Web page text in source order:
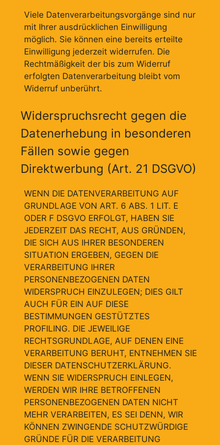
Viele Datenverarbeitungs­vorgänge sind nur
mit Ihrer ausdrücklichen Einwilligung
möglich. Sie können eine bereits erteilte
Einwilligung jederzeit widerrufen. Die
Rechtmäßigkeit der bis zum Widerruf
erfolgten Datenverarbeitung bleibt vom
Widerruf unberührt.
Widerspruchsrecht gegen die
Datenerhebung in besonderen
Fällen sowie gegen
Direktwerbung (Art. 21 DSGVO)
WENN DIE DATENVERARBEITUNG AUF
GRUNDLAGE VON ART. 6 ABS. 1 LIT. E
ODER F DSGVO ERFOLGT, HABEN SIE
JEDERZEIT DAS RECHT, AUS GRÜNDEN,
DIE SICH AUS IHRER BESONDEREN
SITUATION ERGEBEN, GEGEN DIE
VERARBEITUNG IHRER
PERSONENBEZOGENEN DATEN
WIDERSPRUCH EINZULEGEN; DIES GILT
AUCH FÜR EIN AUF DIESE
BESTIMMUNGEN GESTÜTZTES
PROFILING. DIE JEWEILIGE
RECHTSGRUNDLAGE, AUF DENEN EINE
VERARBEITUNG BERUHT, ENTNEHMEN SIE
DIESER DATENSCHUTZERKLÄRUNG.
WENN SIE WIDERSPRUCH EINLEGEN,
WERDEN WIR IHRE BETROFFENEN
PERSONENBEZOGENEN DATEN NICHT
MEHR VERARBEITEN, ES SEI DENN, WIR
KÖNNEN ZWINGENDE SCHUTZWÜRDIGE
GRÜNDE FÜR DIE VERARBEITUNG